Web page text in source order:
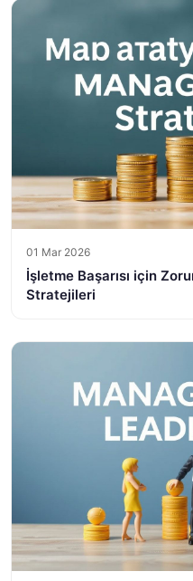
01 Mar 2026
İşletme Başarısı için
Stratejileri